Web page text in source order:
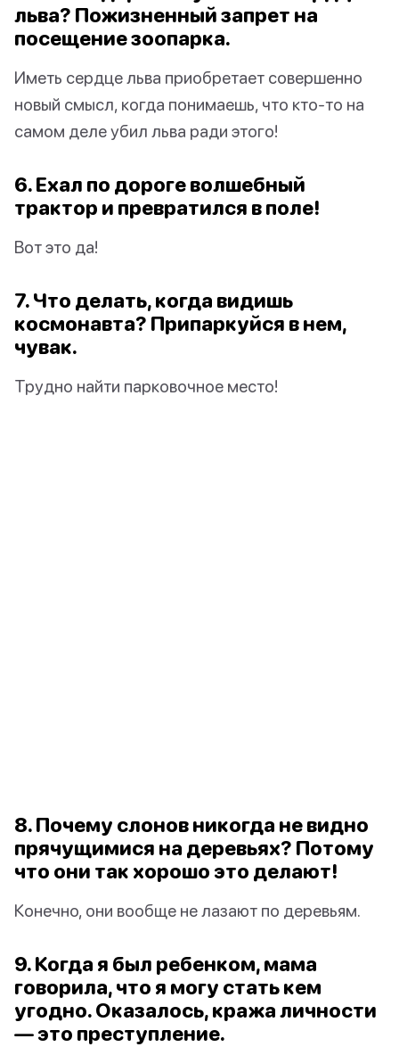
льва? Пожизненный запрет на
посещение зоопарка.
Иметь сердце льва приобретает совершенно
новый смысл, когда понимаешь, что кто-то на
самом деле убил льва ради этого!
6. Ехал по дороге волшебный
трактор и превратился в поле!
Вот это да!
7. Что делать, когда видишь
космонавта? Припаркуйся в нем,
чувак.
Трудно найти парковочное место!
8. Почему слонов никогда не видно
прячущимися на деревьях? Потому
что они так хорошо это делают!
Конечно, они вообще не лазают по деревьям.
9. Когда я был ребенком, мама
говорила, что я могу стать кем
угодно. Оказалось, кража личности
— это преступление.